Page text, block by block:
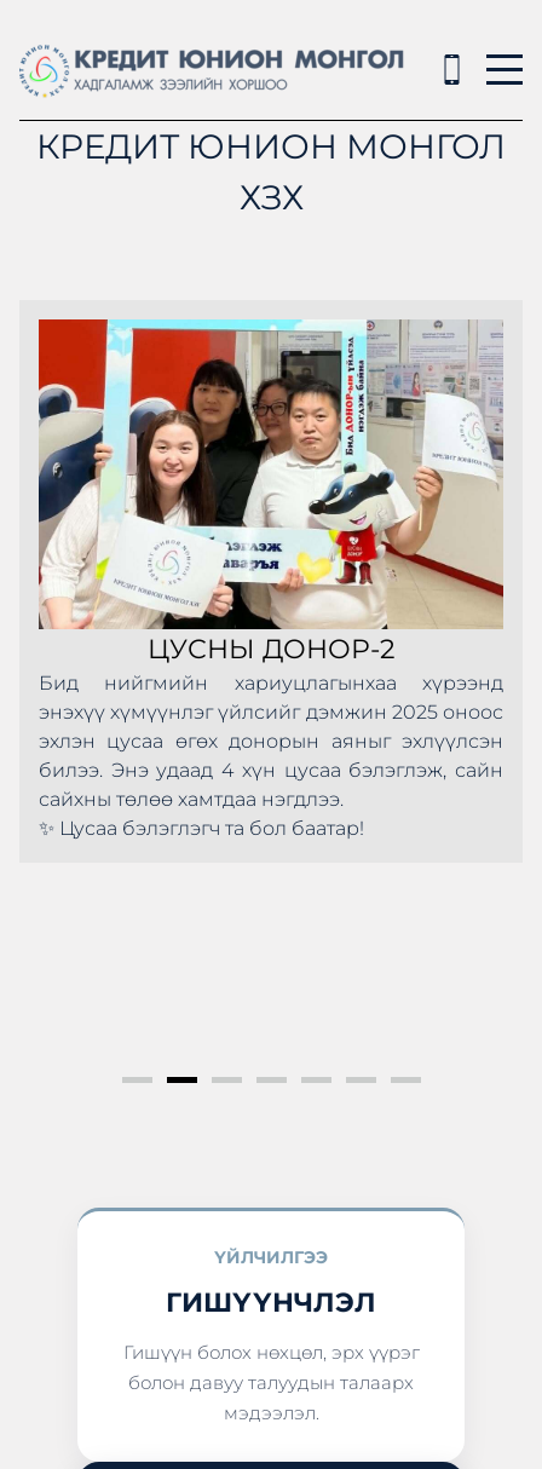
КРЕДИТ ЮНИОН МОНГОЛ
ХЗХ
ЦУСНЫ ДОНОР-2
Бид нийгмийн хариуцлагынхаа хүрээнд
энэхүү хүмүүнлэг үйлсийг дэмжин 2025 оноос
эхлэн цусаа өгөх донорын аяныг эхлүүлсэн
билээ. Энэ удаад 4 хүн цусаа бэлэглэж, сайн
сайхны төлөө хамтдаа нэгдлээ.
✨ Цусаа бэлэглэгч та бол баатар!
ҮЙЛЧИЛГЭЭ
ГИШҮҮНЧЛЭЛ
Гишүүн болох нөхцөл, эрх үүрэг
болон давуу талуудын талаарх
мэдээлэл.